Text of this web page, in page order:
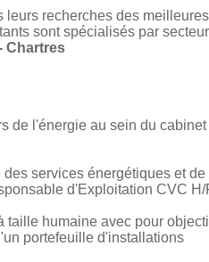
leurs recherches des meilleures
sont spécialisés par
Chartres
de l'énergie au sein du cabinet
services énergétiques et de
d'Exploitation CVC H/
taille humaine avec pour
portefeuille d'installations